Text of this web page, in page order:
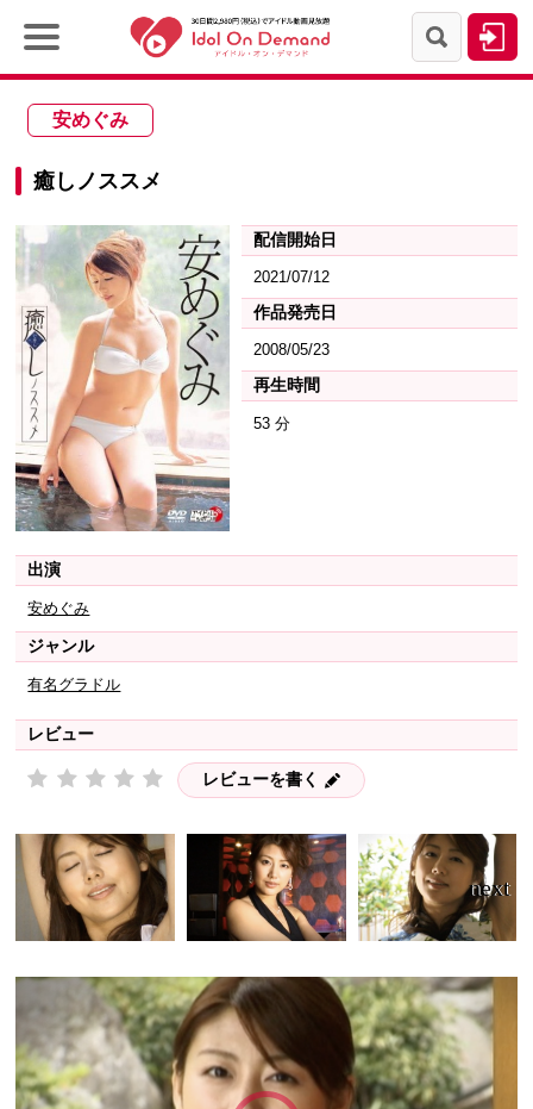
安めぐみ
癒しノススメ
配信開始日
2021/07/12
作品発売日
2008/05/23
再生時間
53 分
出演
安めぐみ
ジャンル
有名グラドル
レビュー
レビューを書く